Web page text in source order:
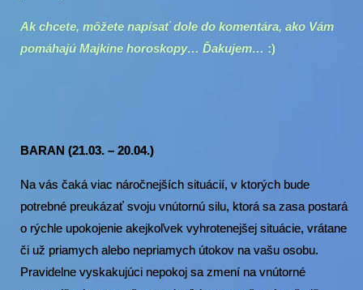
Ak chcete, môžete napísať dole do komentára, ako Vám
pomáhajú Majkine horoskopy… Ďakujem… :)
BARAN (21.03. – 20.04.)
Na vás čaká viac náročnejších situácií, v ktorých bude
potrebné preukázať svoju vnútornú silu, ktorá sa zasa postará
o rýchle upokojenie akejkoľvek vyhrotenejšej situácie, vrátane
či už priamych alebo nepriamych útokov na vašu osobu.
Pravidelne vyskakujúci nepokoj sa zmení na vnútorné